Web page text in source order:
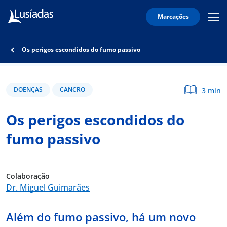
Marcações
Lusíadas
Hospitais
Corpo
Especialidades
Acordos
Os perigos escondidos do fumo passivo
DOENÇAS CANCRO 3 min
Os perigos escondidos do
fumo passivo
Colaboração
Dr. Miguel Guimarães
Além do fumo passivo, há um novo